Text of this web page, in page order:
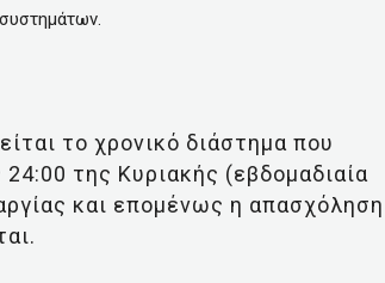
το χρονικό διάστημα που
της Κυριακής (εβδομαδιαία
και επομένως η απασχόληση